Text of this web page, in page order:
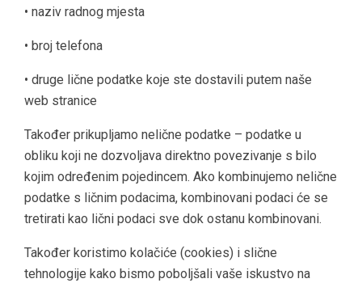
• naziv radnog mjesta
• broj telefona
• druge lične podatke koje ste dostavili putem naše
web stranice
Također prikupljamo nelične podatke – podatke u
obliku koji ne dozvoljava direktno povezivanje s bilo
kojim određenim pojedincem. Ako kombinujemo nelične
podatke s ličnim podacima, kombinovani podaci će se
tretirati kao lični podaci sve dok ostanu kombinovani.
Također koristimo kolačiće (cookies) i slične
tehnologije kako bismo poboljšali vaše iskustvo na